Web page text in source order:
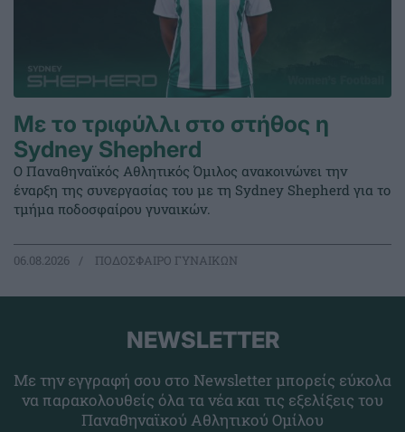
Με το τριφύλλι στο στήθος η
Sydney Shepherd
Ο Παναθηναϊκός Αθλητικός Όμιλος ανακοινώνει την
έναρξη της συνεργασίας του με τη Sydney Shepherd για το
τμήμα ποδοσφαίρου γυναικών.
06.08.2026 ΠΟΔΟΣΦΑΙΡΟ ΓΥΝΑΙΚΩΝ
NEWSLETTER
Με την εγγραφή σου στο Newsletter μπορείς εύκολα
να παρακολουθείς όλα τα νέα και τις εξελίξεις του
Παναθηναϊκού Αθλητικού Ομίλου